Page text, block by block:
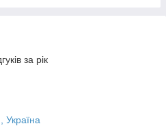
за рік
Україна